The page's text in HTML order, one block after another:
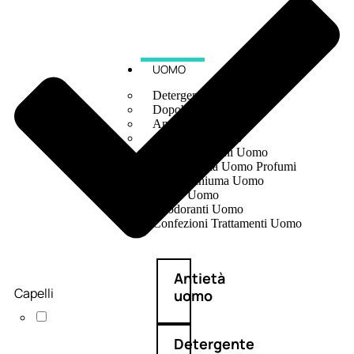
UOMO
Detergente Viso Uomo
Dopobarba Uomo
Antieta Uomo
Anticaduta Uomo
Contorno Occhi Uomo
Bagnodoccia Uomo Profumi
Docciaschiuma Uomo
Corpo Uomo
Deodoranti Uomo
Confezioni Trattamenti Uomo
Antietà
uomo
Detergente
Capelli